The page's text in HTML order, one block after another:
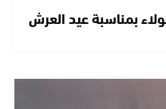
بمناسبة عيد العرش